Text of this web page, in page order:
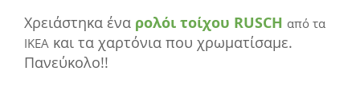
Χρειάστηκα ένα ρολόι τοίχου RUSCH από τα
ΙΚΕΑ και τα χαρτόνια που χρωματίσαμε.
Πανεύκολο!!